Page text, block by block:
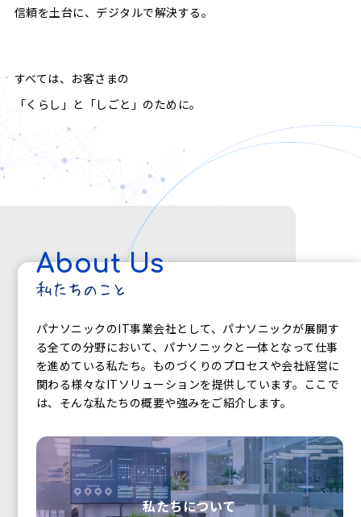
信頼を土台に、デジタルで解決する。
すべては、お客さまの
「くらし」と「しごと」のために。
About Us
パナソニックのIT事業会社として、パナソニックが展開す
る全ての分野において、パナソニックと一体となって仕事
を進めている私たち。ものづくりのプロセスや会社経営に
関わる様々なITソリューションを提供しています。ここで
は、そんな私たちの概要や強みをご紹介します。
私たちについて